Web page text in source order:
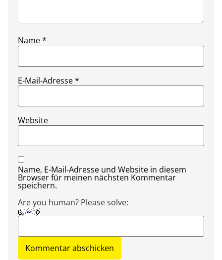
Name*
E-Mail-Adresse*
Website
Name, E-Mail-Adresse und Website in diesem
Browser für meinen nächsten Kommentar
speichern.
Are you human? Please solve: